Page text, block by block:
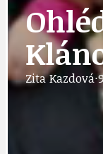
PRAHA
OBČANSKÁ
CYKLOVÝLETY
Zita Kazdová·